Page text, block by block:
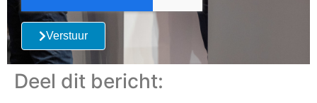
Verstuur
Deel dit bericht: